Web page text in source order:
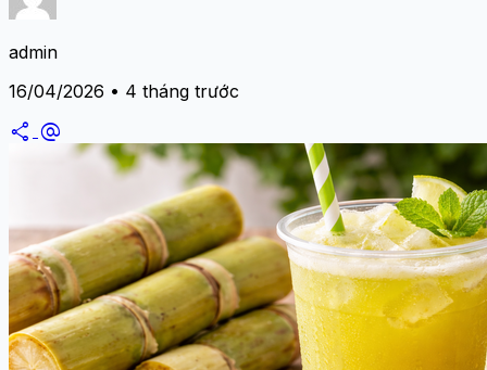
admin
16/04/2026 • 4 tháng trước
share alternate_email